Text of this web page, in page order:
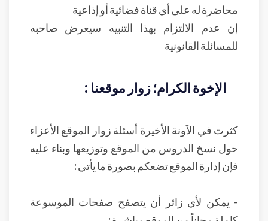
محاضرة له على أي قناة فضائية أو إذاعية
إن عدم الالتزام بهذا التنبيه سيعرض صاحبه
للمسائلة القانونية
الإخوة الكرام؛ زوار موقعنا :
كثرت في الآونة الأخيرة أسئلة زوار الموقع الأعزاء
حول نسخ الدروس من الموقع وتوزيعها وبناء عليه
فإن إدارة الموقع تضعكم بصورة ما يأتي :
- يمكن لأي زائر أن يتصفح صفحات الموسوعة